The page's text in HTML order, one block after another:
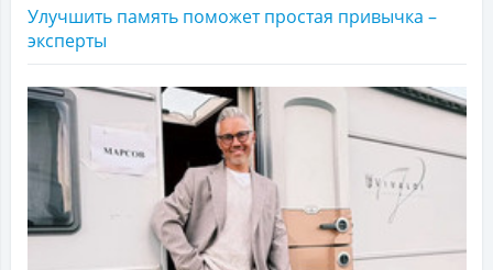
Улучшить память поможет простая привычка –
эксперты